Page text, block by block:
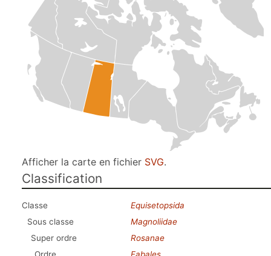
Afficher la carte en fichier SVG.
Classification
Classe
Equisetopsida
Sous classe
Magnoliidae
Super ordre
Rosanae